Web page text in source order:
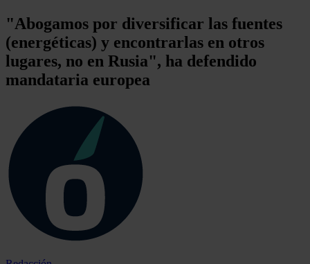
"Abogamos por diversificar las fuentes
(energéticas) y encontrarlas en otros
lugares, no en Rusia", ha defendido
mandataria europea